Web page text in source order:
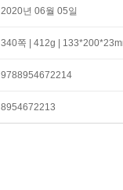
2020년 06월 05일
340쪽 | 412g |
9788954672214
8954672213